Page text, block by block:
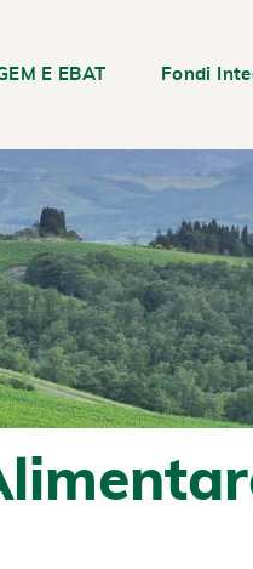
E EBAT Fondi